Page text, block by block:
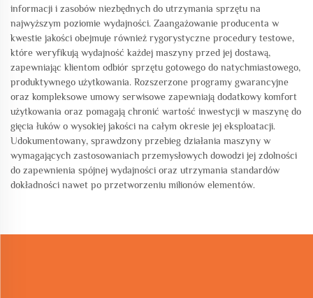
informacji i zasobów niezbędnych do utrzymania sprzętu na
najwyższym poziomie wydajności. Zaangażowanie producenta w
kwestie jakości obejmuje również rygorystyczne procedury testowe,
które weryfikują wydajność każdej maszyny przed jej dostawą,
zapewniając klientom odbiór sprzętu gotowego do natychmiastowego,
produktywnego użytkowania. Rozszerzone programy gwarancyjne
oraz kompleksowe umowy serwisowe zapewniają dodatkowy komfort
użytkowania oraz pomagają chronić wartość inwestycji w maszynę do
gięcia łuków o wysokiej jakości na całym okresie jej eksploatacji.
Udokumentowany, sprawdzony przebieg działania maszyny w
wymagających zastosowaniach przemysłowych dowodzi jej zdolności
do zapewnienia spójnej wydajności oraz utrzymania standardów
dokładności nawet po przetworzeniu milionów elementów.